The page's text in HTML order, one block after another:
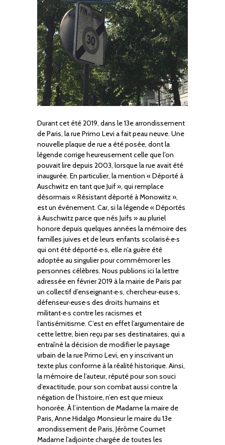
Durant cet été 2019, dans le 13e arrondissement
de Paris, la rue Primo Levi a fait peau neuve. Une
nouvelle plaque de rue a été posée, dont la
légende corrige heureusement celle que l’on
pouvait lire depuis 2003, lorsque la rue avait été
inaugurée. En particulier, la mention « Déporté à
Auschwitz en tant que Juif », qui remplace
désormais « Résistant déporté à Monowitz »,
est un événement. Car, si la légende « Déportés
à Auschwitz parce que nés Juifs » au pluriel
honore depuis quelques années la mémoire des
familles juives et de leurs enfants scolarisé·e·s
qui ont été déporté·e·s, elle n’a guère été
adoptée au singulier pour commémorer les
personnes célèbres. Nous publions ici la lettre
adressée en février 2019 à la mairie de Paris par
un collectif d’enseignant·e·s, chercheur·euse·s,
défenseur·euse·s des droits humains et
militant·e·s contre les racismes et
l’antisémitisme. C’est en effet l’argumentaire de
cette lettre, bien reçu par ses destinataires, qui a
entraîné la décision de modifier le paysage
urbain de la rue Primo Levi, en y inscrivant un
texte plus conforme à la réalité historique. Ainsi,
la mémoire de l’auteur, réputé pour son souci
d’exactitude, pour son combat aussi contre la
négation de l’histoire, n’en est que mieux
honorée. À l’intention de Madame la maire de
Paris, Anne Hidalgo Monsieur le maire du 13e
arrondissement de Paris, Jérôme Coumet
Madame l’adjointe chargée de toutes les